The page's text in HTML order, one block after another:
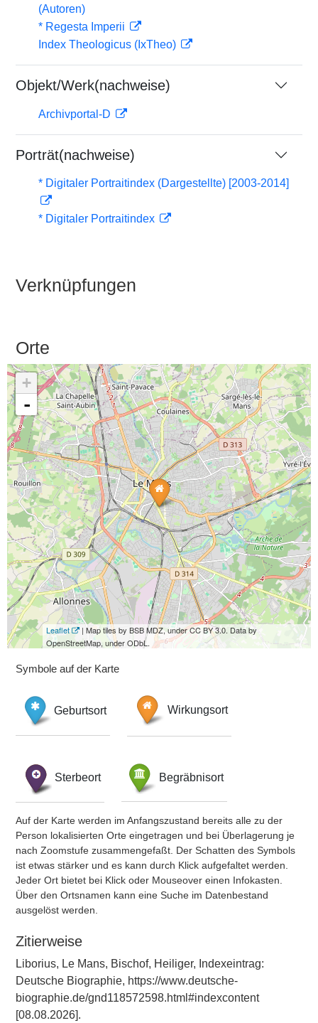
(Autoren)
* Regesta Imperii
Index Theologicus (IxTheo)
Objekt/Werk(nachweise)
Archivportal-D
Porträt(nachweise)
* Digitaler Portraitindex (Dargestellte) [2003-2014]
* Digitaler Portraitindex
Verknüpfungen
Orte
+
-
Leaflet
| Map tiles by BSB MDZ, under CC BY 3.0. Data by
OpenStreetMap, under ODbL.
Symbole auf der Karte
Geburtsort Wirkungsort
Sterbeort Begräbnisort
Auf der Karte werden im Anfangszustand bereits alle zu der
Person lokalisierten Orte eingetragen und bei Überlagerung je
nach Zoomstufe zusammengefaßt. Der Schatten des Symbols
ist etwas stärker und es kann durch Klick aufgefaltet werden.
Jeder Ort bietet bei Klick oder Mouseover einen Infokasten.
Über den Ortsnamen kann eine Suche im Datenbestand
ausgelöst werden.
Zitierweise
Liborius, Le Mans, Bischof, Heiliger, Indexeintrag:
Deutsche Biographie, https://www.deutsche-
biographie.de/gnd118572598.html#indexcontent
[08.08.2026].